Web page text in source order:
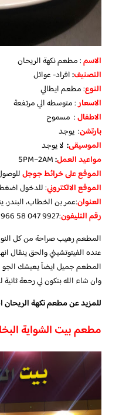
الاسم: مطعم نكهة الريحان
التصنيف:افراد- عوائل
النوع: مطعم ايطالي
الاسعار: متوسطه الي مرتفعة
الاطفال: مسموح
بارتشن: يوجد
الموسيقى: لا يوجد
مواعيد العمل:
5PM–2AM
الموقع على خرائط جوجل
الموقع الالكتروني: للدخول
العنوان:عمر بن الخطاب، البندر،
رقم التليفون:‏‪+966 58 047 9927‬‏
المطعم رهيب صراحة من كل
عنده الفيتوتشيني والحق ينقال
المطعم جميل ايضآ يعيشك الجو
وان شاء الله بتكون لي رحعة
للمزيد عن مطعم نكهة الريحان
مطعم بيت الشواية